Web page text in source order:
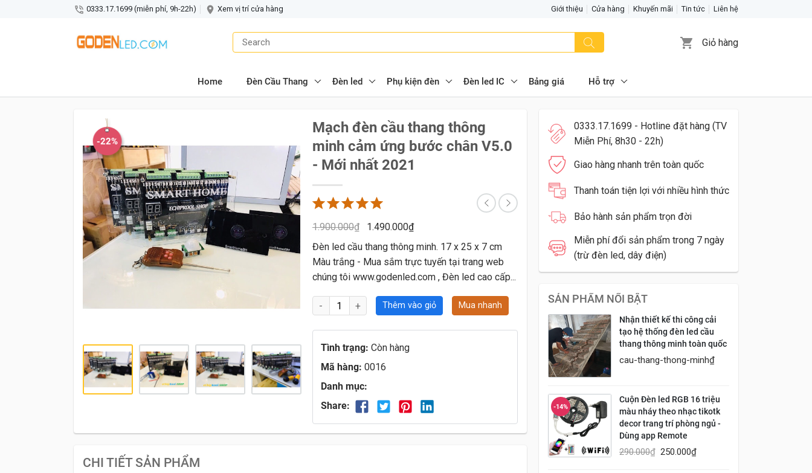
0333.17.1699 (miễn phí, 9h-22h) Xem vị trí cửa hàng Giới thiệu Cửa hàng Khuyến mãi Tin tức Liên hệ
Giỏ hàng
Home Đèn Cầu Thang Đèn led Phụ kiện đèn Đèn led IC Bảng giá Hỗ trợ
-22%
Mạch đèn cầu thang thông
minh cảm ứng bước chân V5.0
- Mới nhất 2021
1.900.000₫ 1.490.000₫
Đèn led cầu thang thông minh. 17 x 25 x 7 cm
Màu trắng - Mua sắm trực tuyến tại trang web
chúng tôi www.godenled.com , Đèn led cao cấp...
Thêm vào giỏ Mua nhanh
Tình trạng: Còn hàng
Mã hàng: 0016
Danh mục:
Share:
CHI TIẾT SẢN PHẨM
0333.17.1699 - Hotline đặt hàng (TV
Miễn Phí, 8h30 - 22h)
Giao hàng nhanh trên toàn quốc
Thanh toán tiện lợi với nhiều hình thức
Bảo hành sản phẩm trọn đời
Miễn phí đổi sản phẩm trong 7 ngày
(trừ đèn led, dây điện)
SẢN PHẨM NỔI BẬT
Nhận thiết kế thi công cải
tạo hệ thống đèn led cầu
thang thông minh toàn quốc
cau-thang-thong-minh₫
-14%
Cuộn Đèn led RGB 16 triệu
màu nháy theo nhạc tikotk
decor trang trí phòng ngủ -
Dùng app Remote
290.000₫ 250.000₫